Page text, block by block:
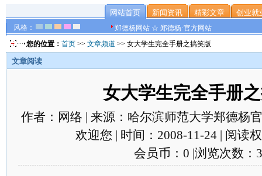
风格：
网站首页 新闻资讯 精彩文章 创业就
郑德杨网站 ☆ 郑德杨·官方网站
您的位置： 首页 >> 文章频道 >> 女大学生完全手册之搞笑版
文章阅读
女大学生完全手册
作者：网络 | 来源：哈尔滨师范大学郑德杨
欢迎您 | 时间：2008-11-24 | 阅读
会员币：0 |浏览次数：